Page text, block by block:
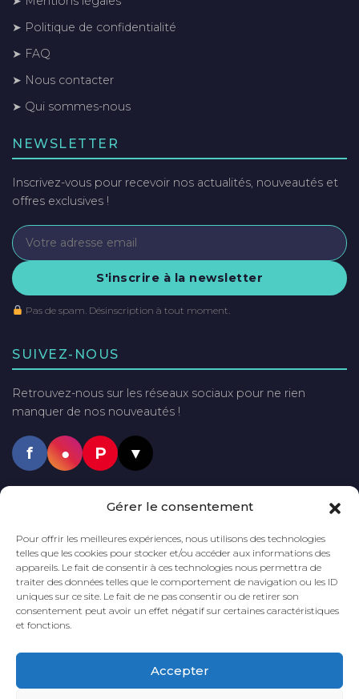
Gérer le consentement
Pour offrir les meilleures expériences, nous utilisons des technologies
telles que les cookies pour stocker et/ou accéder aux informations des
appareils. Le fait de consentir à ces technologies nous permettra de
traiter des données telles que le comportement de navigation ou les ID
uniques sur ce site. Le fait de ne pas consentir ou de retirer son
consentement peut avoir un effet négatif sur certaines caractéristiques
et fonctions.
Accepter
➤ Politique de confidentialité
➤ FAQ
➤ Nous contacter
➤ Qui sommes-nous
NEWSLETTER
Inscrivez-vous pour recevoir nos actualités, nouveautés et
offres exclusives !
S'inscrire à la newsletter
Pas de spam. Désinscription à tout moment.
SUIVEZ-NOUS
Retrouvez-nous sur les réseaux sociaux pour ne rien
manquer de nos nouveautés !
f ● P ▼
LIVRAISON GRATUITE
DÈS 60€
D'ACHAT*
*En France métropolitaine